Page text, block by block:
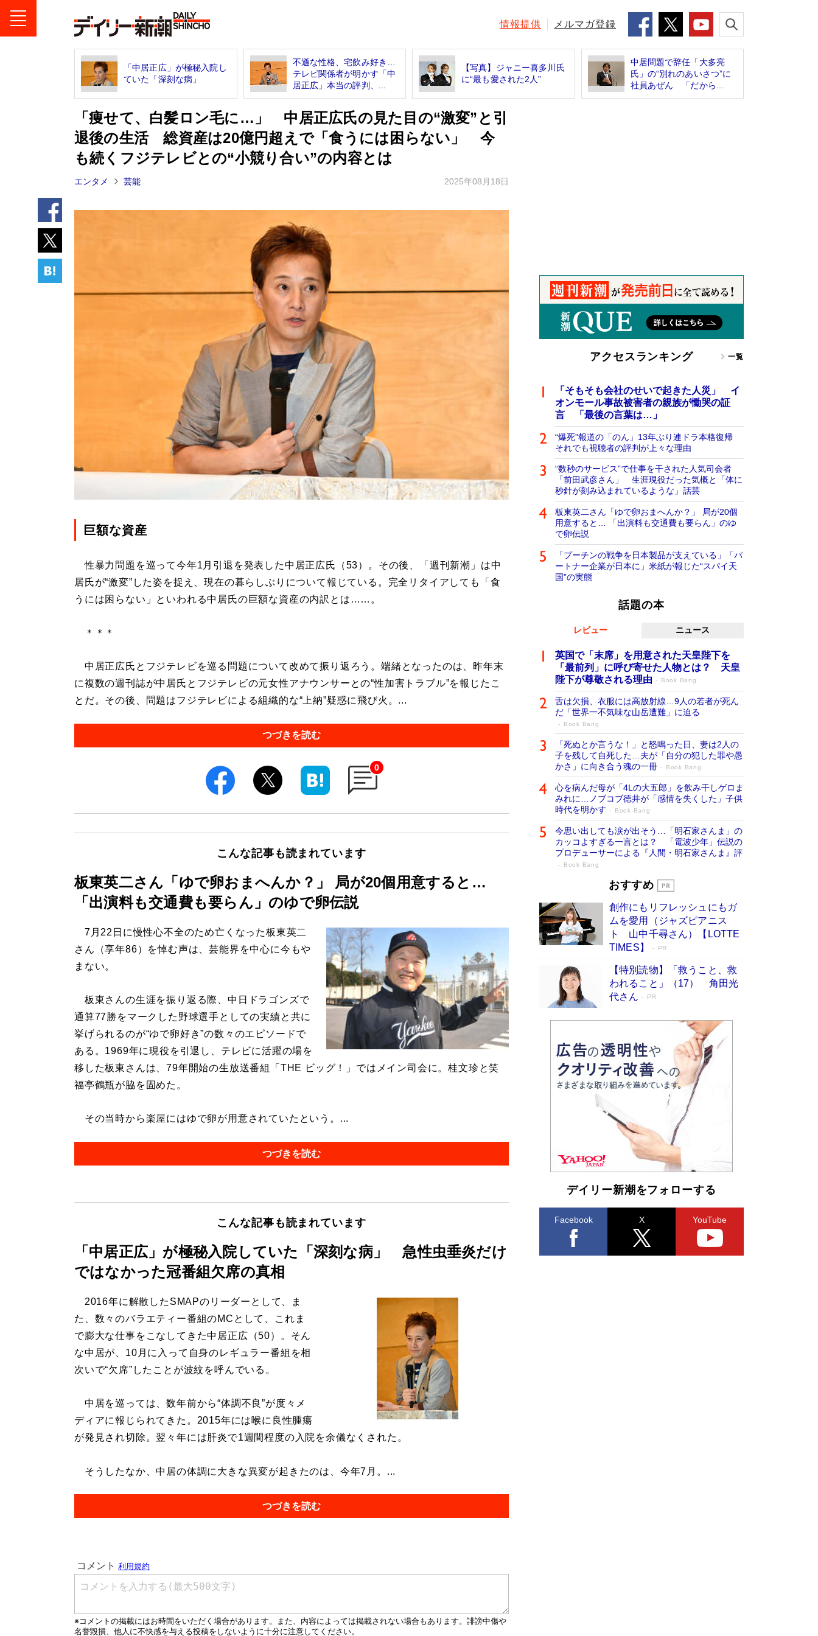
情報提供 メルマガ登録
「中居正広」が極秘入院し
ていた「深刻な病」
不遜な性格、宅飲み好き…
テレビ関係者が明かす「中
居正広」本当の評判、...
【写真】ジャニー喜多川氏
に“最も愛された2人”
中居問題で辞任「大多亮
氏」の“別れのあいさつ”に
社員あぜん 「だから...
「痩せて、白髪ロン毛に…」 中居正広氏の見た目の“激変”と引
退後の生活 総資産は20億円超えで「食うには困らない」 今
も続くフジテレビとの“小競り合い”の内容とは
エンタメ 芸能 2025年08月18日
巨額な資産
性暴力問題を巡って今年1月引退を発表した中居正広氏（53）。その後、「週刊新潮」は中
居氏が“激変”した姿を捉え、現在の暮らしぶりについて報じている。完全リタイアしても「食
うには困らない」といわれる中居氏の巨額な資産の内訳とは……。
＊＊＊
中居正広氏とフジテレビを巡る問題について改めて振り返ろう。端緒となったのは、昨年末
に複数の週刊誌が中居氏とフジテレビの元女性アナウンサーとの“性加害トラブル”を報じたこ
とだ。その後、問題はフジテレビによる組織的な“上納”疑惑に飛び火。...
つづきを読む
0
こんな記事も読まれています
板東英二さん「ゆで卵おまへんか？」 局が20個用意すると…
「出演料も交通費も要らん」のゆで卵伝説
7月22日に慢性心不全のため亡くなった板東英二
さん（享年86）を悼む声は、芸能界を中心に今もや
まない。
板東さんの生涯を振り返る際、中日ドラゴンズで
通算77勝をマークした野球選手としての実績と共に
挙げられるのが“ゆで卵好き”の数々のエピソードで
ある。1969年に現役を引退し、テレビに活躍の場を
移した板東さんは、79年開始の生放送番組「THE ビッグ！」ではメイン司会に。桂文珍と笑
福亭鶴瓶が脇を固めた。
その当時から楽屋にはゆで卵が用意されていたという。...
つづきを読む
こんな記事も読まれています
「中居正広」が極秘入院していた「深刻な病」 急性虫垂炎だけ
ではなかった冠番組欠席の真相
2016年に解散したSMAPのリーダーとして、ま
た、数々のバラエティー番組のMCとして、これま
で膨大な仕事をこなしてきた中居正広（50）。そん
な中居が、10月に入って自身のレギュラー番組を相
次いで“欠席”したことが波紋を呼んでいる。
中居を巡っては、数年前から“体調不良”が度々メ
ディアに報じられてきた。2015年には喉に良性腫瘍
が発見され切除。翌々年には肝炎で1週間程度の入院を余儀なくされた。
そうしたなか、中居の体調に大きな異変が起きたのは、今年7月。...
つづきを読む
アクセスランキング 一覧
「そもそも会社のせいで起きた人災」 イ
オンモール事故被害者の親族が慟哭の証
言 「最後の言葉は…」
“爆死”報道の「のん」13年ぶり連ドラ本格復帰
それでも視聴者の評判が上々な理由
“数秒のサービス”で仕事を干された人気司会者
「前田武彦さん」 生涯現役だった気概と「体に
秒針が刻み込まれているような」話芸
板東英二さん「ゆで卵おまへんか？」 局が20個
用意すると… 「出演料も交通費も要らん」のゆ
で卵伝説
「プーチンの戦争を日本製品が支えている」「パ
ートナー企業が日本に」米紙が報じた“スパイ天
国”の実態
話題の本
レビュー ニュース
英国で「末席」を用意された天皇陛下を
「最前列」に呼び寄せた人物とは？ 天皇
陛下が尊敬される理由
Book Bang
舌は欠損、衣服には高放射線…9人の若者が死ん
だ「世界一不気味な山岳遭難」に迫る
Book Bang
「死ぬとか言うな！」と怒鳴った日、妻は2人の
子を残して自死した…夫が「自分の犯した罪や愚
かさ」に向き合う魂の一冊
Book Bang
心を病んだ母が「4Lの大五郎」を飲み干しゲロま
みれに…ノブコブ徳井が「感情を失くした」子供
時代を明かす
Book Bang
今思い出しても涙が出そう…「明石家さんま」の
カッコよすぎる一言とは？ 「電波少年」伝説の
プロデューサーによる『人間・明石家さんま』評
Book Bang
「宇宙兄弟」最終46巻がベストセラー1
物語に幕 特装版には「宇宙で描かれたマ
ンガ」も収録
Book Bang
美輪明宏 晩年の回答を集めた『ほほえんで生き
るための人生相談』がランクイン［エンターテイ
メントベストセラー］
Book Bang
「『火垂るの墓』は、大嘘である」原作者が抱き
続けた“自責の念”とは…「自己憐憫は描きたくな
い」監督が徹底的にこだわったこと（後編） #
戦争の記憶
Book Bang
「叱って伸びるやつは、褒めたらもっと伸びる」
俳優・高嶋政伸が家族に教わった“人を育てるコ
ツ”…芸への考え方を明かす
Book Bang
東野圭吾、伊坂幸太郎の人気シリーズ最新作どち
らも文庫化 映画化された直木賞受賞作もランク
イン［文庫ベストセラー］
Book Bang
おすすめ
創作にもリフレッシュにもガ
ムを愛用（ジャズピアニス
ト 山中千尋さん）【LOTTE
TIMES】
PR
【特別読物】「救うこと、救
われること」（17） 角田光
代さん
PR
デイリー新潮をフォローする
Facebook X YouTube